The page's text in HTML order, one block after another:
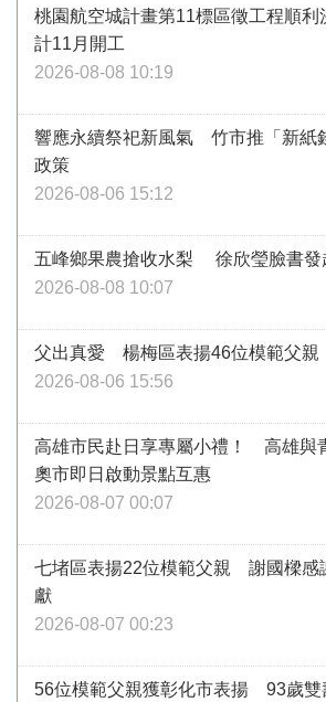
桃園航空城計畫第11標區徵工程順
計11月開工
2026-08-08 10:19
響應永續祭祀新風氣 竹市推「新紙
政策
2026-08-06 15:12
五峰鄉果農搶收水梨 徐欣瑩臉書發
2026-08-08 10:07
父出真愛 楊梅區表揚46位模範父親
2026-08-06 15:56
高雄市民赴日享專屬小禮！ 高雄與
奧市即日啟動景點互惠
2026-08-07 00:07
七堵區表揚22位模範父親 謝國樑感
獻
2026-08-07 00:23
56位模範父親獲彰化市表揚 93歲雙